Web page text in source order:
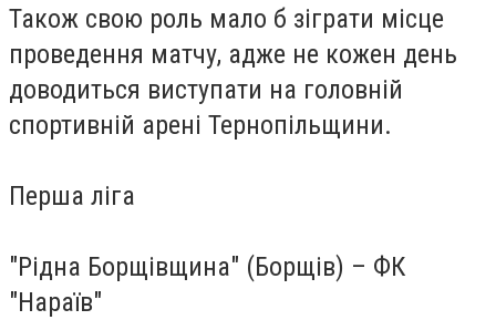
Також свою роль мало б зіграти місце
проведення матчу, адже не кожен день
доводиться виступати на головній
спортивній арені Тернопільщини.
Перша ліга
"Рідна Борщівщина" (Борщів) – ФК
"Нараїв"